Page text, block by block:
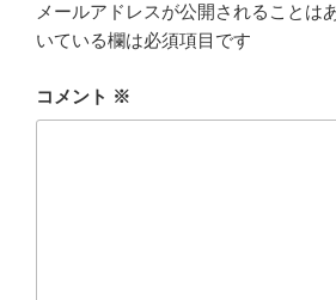
メールアドレスが公開されることは
いている欄は必須項目です
コメント ※